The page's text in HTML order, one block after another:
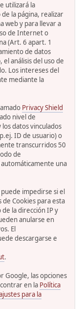
utilizará la
la página, realizar
web y para llevar a
de Internet o
(Art. 6 apart. 1
de datos
el análisis del uso de
Los intereses del
mediante la
Privacy Shield
nivel de
datos vinculados
ID de usuario) o
transcurridos 50
de
una
impedirse si el
Cookies para esta
la dirección IP y
anularse en
El
descargarse e
.
Google, las opciones
en la Política
para la